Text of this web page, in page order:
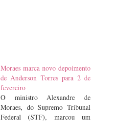
Moraes marca novo depoimento
de Anderson Torres para 2 de
fevereiro
O ministro Alexandre de
Moraes, do Supremo Tribunal
Federal (STF), marcou um